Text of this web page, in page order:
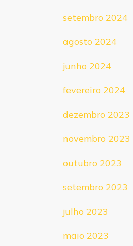
setembro 2024
agosto 2024
junho 2024
fevereiro 2024
dezembro 2023
novembro 2023
outubro 2023
setembro 2023
julho 2023
maio 2023